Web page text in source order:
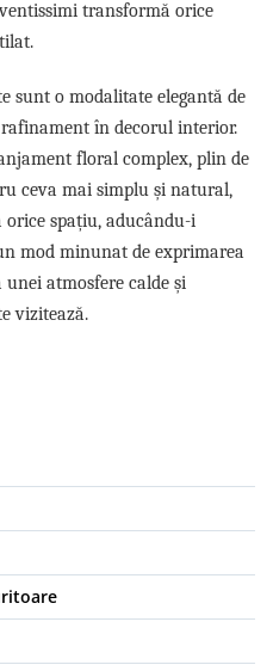
transformă orice
sunt o modalitate elegantă de
în decorul interior.
floral complex, plin de
ceva mai simplu și natural,
orice spațiu, aducându-i
mod minunat de exprimarea
atmosfere calde și
vizitează.